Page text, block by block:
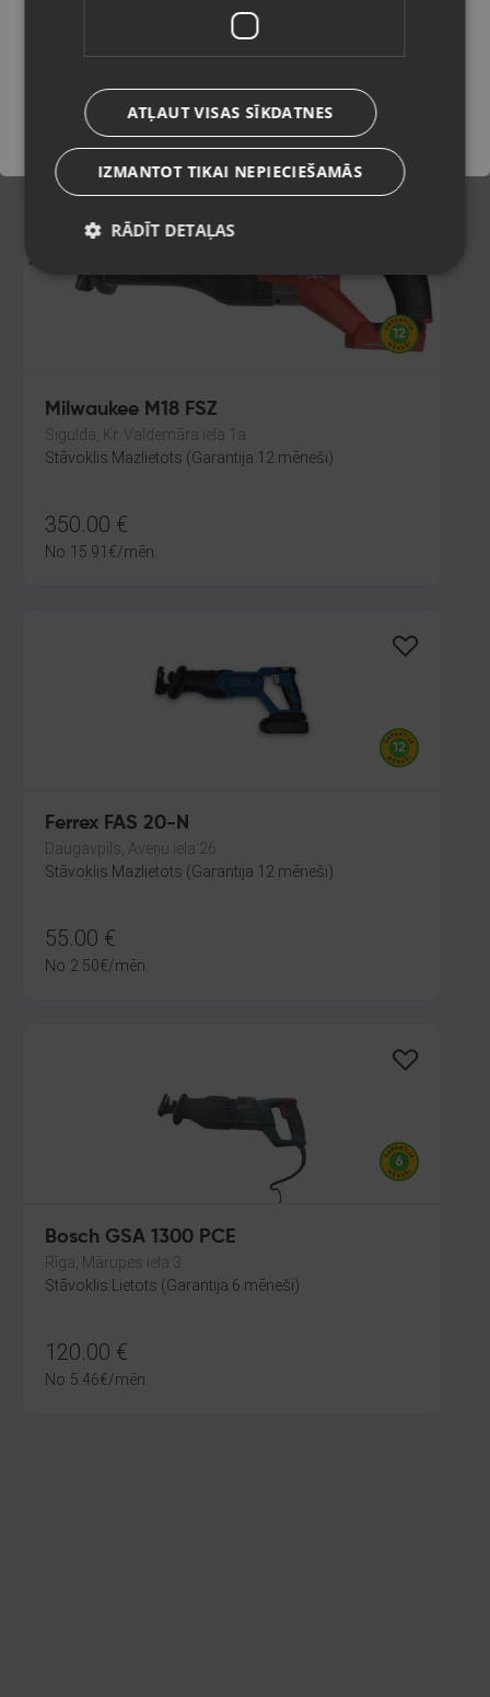
Stāvoklis Lietots (Garantija 6 mēneši)
100.00 €
4.55€/mēn.
Milwaukee M18 FSZ
Sigulda, Kr. Valdemāra iela 1a
Stāvoklis Mazlietots (Garantija 12 mēneši)
350.00 €
No 15.91 €/mēn.
Ferrex FAS 20-N
Daugavpils, Aveņu iela 26
Stāvoklis Mazlietots (Garantija 12 mēneši)
55.00 €
No 2.50€/mēn.
Bosch GSA 1300 PCE
Rīga, Mārupes iela 3
Stāvoklis Lietots (Garantija 6 mēneši)
120.00 €
No 5.46€/mēn.
Saglabāt
ATĻAUT VISAS SĪKDATNES
IZMANTOT TIKAI NEPIECIEŠAMĀS
RĀDĪT DETAĻAS